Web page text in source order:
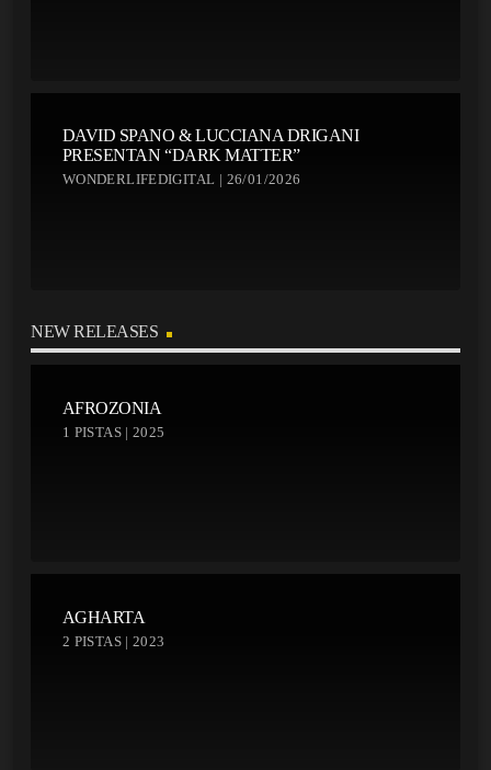
DAVID SPANO & LUCCIANA DRIGANI
PRESENTAN “DARK MATTER”
WONDERLIFEDIGITAL | 26/01/2026
NEW RELEASES
AFROZONIA
1 PISTAS | 2025
AGHARTA
2 PISTAS | 2023